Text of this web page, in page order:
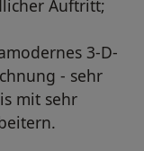
Auftritt;
3-D-
- sehr
mit sehr